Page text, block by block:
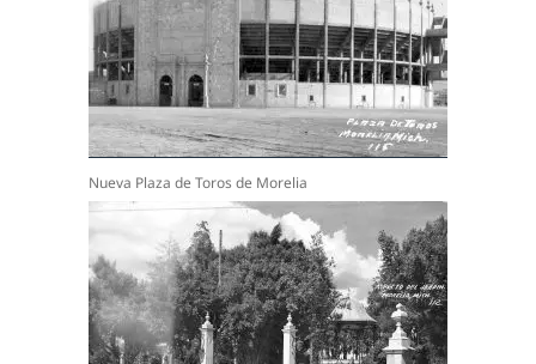
Nueva Plaza de Toros de Morelia